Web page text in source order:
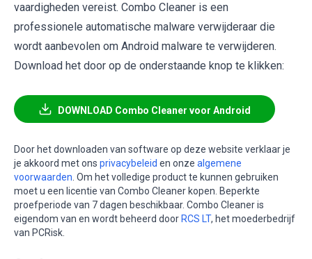
vaardigheden vereist. Combo Cleaner is een
professionele automatische malware verwijderaar die
wordt aanbevolen om Android malware te verwijderen.
Download het door op de onderstaande knop te klikken:
DOWNLOAD Combo Cleaner voor Android
Door het downloaden van software op deze website verklaar je
je akkoord met ons privacybeleid en onze algemene
voorwaarden. Om het volledige product te kunnen gebruiken
moet u een licentie van Combo Cleaner kopen. Beperkte
proefperiode van 7 dagen beschikbaar. Combo Cleaner is
eigendom van en wordt beheerd door RCS LT, het moederbedrijf
van PCRisk.